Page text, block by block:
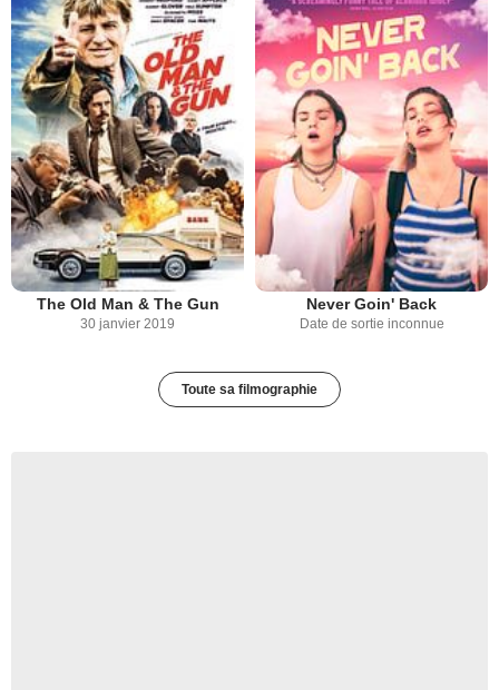
The Old Man & The Gun
30 janvier 2019
Never Goin' Back
Date de sortie inconnue
Toute sa filmographie